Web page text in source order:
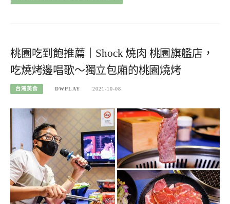
桃園吃到飽推薦｜Shock 燒肉 桃園旗艦店，
吃燒烤邊唱歌～獨立包廂的桃園燒烤
台灣美食 DWPLAY 2021-10-08